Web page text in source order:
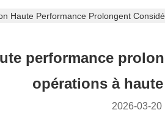
Haute Performance Prolongent
performance
opérations à
2026-03-20